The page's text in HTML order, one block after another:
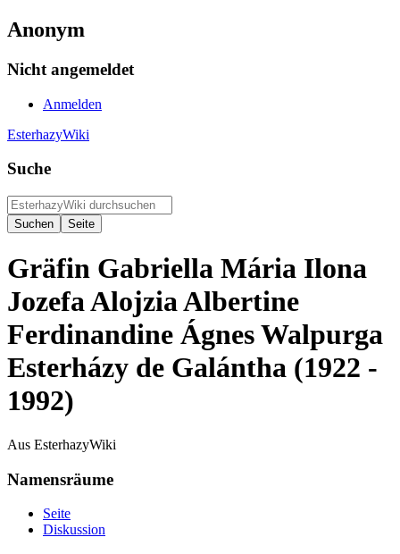
Anonym
Nicht angemeldet
Anmelden
EsterhazyWiki
Suche
Gräfin Gabriella Mária Ilona
Jozefa Alojzia Albertine
Ferdinandine Ágnes Walpurga
Esterházy de Galántha (1922 -
1992)
Aus EsterhazyWiki
Namensräume
Seite
Diskussion